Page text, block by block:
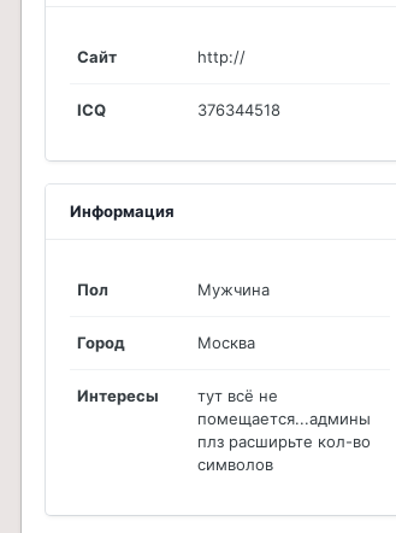
Сайт http://
ICQ 376344518
Информация
Пол Мужчина
Город Москва
Интересы
тут всё не
помещается...админы
плз расширьте кол-во
символов